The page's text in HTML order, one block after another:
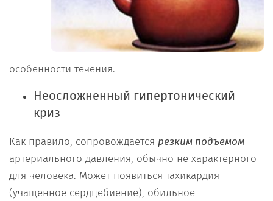
особенности течения.
Неосложненный гипертонический
криз
Как правило, сопровождается резким подъемом
артериального давления, обычно не характерного
для человека. Может появиться тахикардия
(учащенное сердцебиение), обильное